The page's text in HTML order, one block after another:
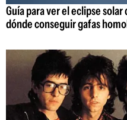
Guía para ver el eclipse solar
dónde conseguir gafas